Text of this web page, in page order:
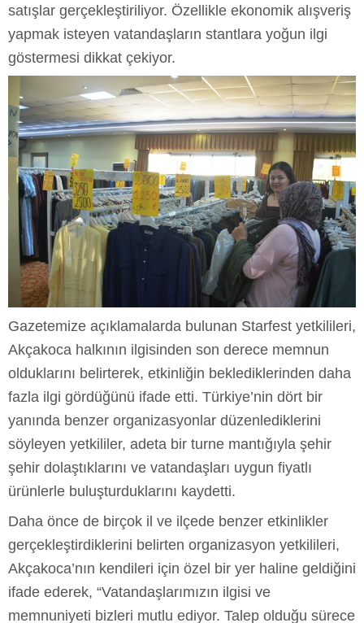
satışlar gerçekleştiriliyor. Özellikle ekonomik alışveriş
yapmak isteyen vatandaşların stantlara yoğun ilgi
göstermesi dikkat çekiyor.
Gazetemize açıklamalarda bulunan Starfest yetkilileri,
Akçakoca halkının ilgisinden son derece memnun
olduklarını belirterek, etkinliğin beklediklerinden daha
fazla ilgi gördüğünü ifade etti. Türkiye’nin dört bir
yanında benzer organizasyonlar düzenlediklerini
söyleyen yetkililer, adeta bir turne mantığıyla şehir
şehir dolaştıklarını ve vatandaşları uygun fiyatlı
ürünlerle buluşturduklarını kaydetti.
Daha önce de birçok il ve ilçede benzer etkinlikler
gerçekleştirdiklerini belirten organizasyon yetkilileri,
Akçakoca’nın kendileri için özel bir yer haline geldiğini
ifade ederek, “Vatandaşlarımızın ilgisi ve
memnuniyeti bizleri mutlu ediyor. Talep olduğu sürece